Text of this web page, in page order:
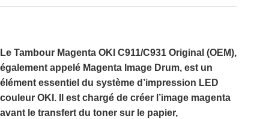
Le Tambour Magenta OKI C911/C931 Original (OEM),
également appelé Magenta Image Drum, est un
élément essentiel du système d’impression LED
couleur OKI. Il est chargé de créer l’image magenta
avant le transfert du toner sur le papier,